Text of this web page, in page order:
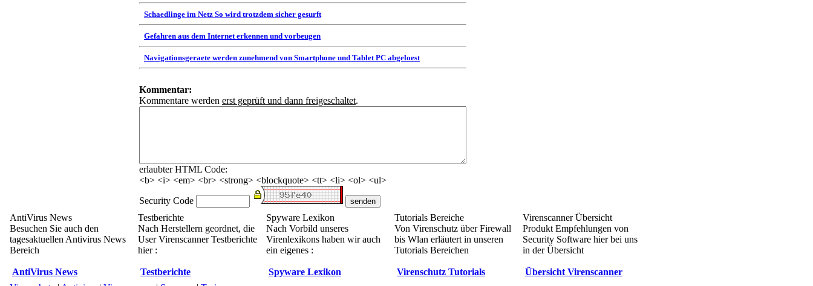
Schaedlinge im Netz So wird trotzdem sicher gesurft
Gefahren aus dem Internet erkennen und vorbeugen
Navigationsgeraete werden zunehmend von Smartphone und Tablet PC abgeloest
Kommentar:
Kommentare werden erst geprüft und dann freigeschaltet.
erlaubter HTML Code:
<b> <i> <em> <br> <strong> <blockquote> <tt> <li> <ol> <ul>
Security Code
AntiVirus News
Besuchen Sie auch den
tagesaktuellen Antivirus News
Bereich
AntiVirus News
Testberichte
Nach Herstellern geordnet, die
User Virenscanner Testberichte
hier :
Testberichte
Spyware Lexikon
Nach Vorbild unseres
Virenlexikons haben wir auch
ein eigenes :
Spyware Lexikon
Tutorials Bereiche
Von Virenschutz über Firewall
bis Wlan erläutert in unseren
Tutorials Bereichen
Virenschutz Tutorials
Virenscanner Übersicht
Produkt Empfehlungen von
Security Software hier bei uns
in der Übersicht
Übersicht Virenscanner